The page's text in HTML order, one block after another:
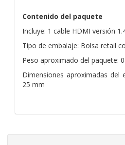
Contenido del paquete
Incluye: 1 cable HDMI versión
Tipo de embalaje: Bolsa retail
Peso aproximado del paquete:
Dimensiones aproximadas del
25 mm